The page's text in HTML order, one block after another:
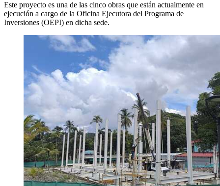
Este proyecto es una de las cinco obras que están actualmente en
ejecución a cargo de la Oficina Ejecutora del Programa de
Inversiones (OEPI) en dicha sede.